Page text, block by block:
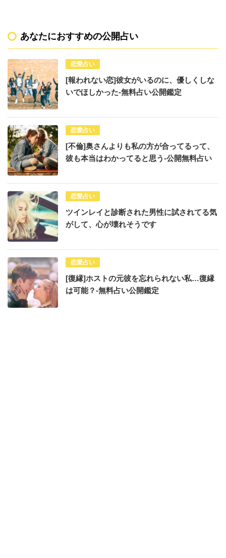
あなたにおすすめの公開占い
恋愛占い
[報われない恋]彼女がいるのに、優しくしな
いでほしかった-無料占い公開鑑定
恋愛占い
[不倫]奥さんよりも私の方が合ってるって、
彼も本当はわかってると思う-公開無料占い
恋愛占い
ツインレイと診断された男性に試されてる気
がして、心が壊れそうです
恋愛占い
[復縁]ホストの元彼を忘れられない私…復縁
は可能？-無料占い公開鑑定